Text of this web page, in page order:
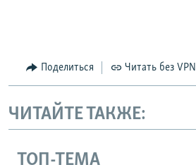
Поделиться Читать без VPN
ЧИТАЙТЕ ТАКЖЕ:
ТОП-ТЕМА